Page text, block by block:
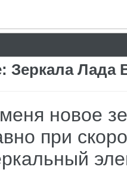
Зеркала Лада
новое
при